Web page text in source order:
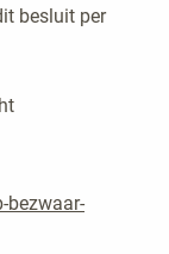
van de
van de
besluit per
bezwaar-